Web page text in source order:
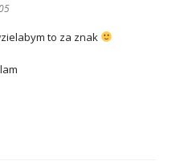
to za znak